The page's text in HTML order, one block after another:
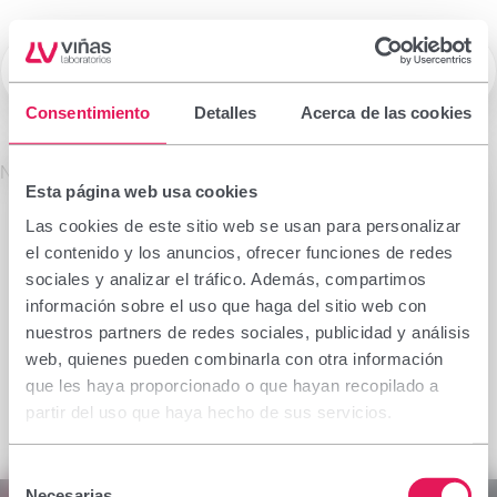
Consentimiento Detalles Acerca de las cookies
Esta página web usa cookies
Las cookies de este sitio web se usan para personalizar
el contenido y los anuncios, ofrecer funciones de redes
sociales y analizar el tráfico. Además, compartimos
información sobre el uso que haga del sitio web con
nuestros partners de redes sociales, publicidad y análisis
web, quienes pueden combinarla con otra información
que les haya proporcionado o que hayan recopilado a
partir del uso que haya hecho de sus servicios.
Laboratorios Viñas
No se encontró el producto solicitado.
Important notice
The information contained in this section is
intended only for the health professional authorised
to prescribe or dispense medicinal products for
which specialised training is required for proper
interpretation. If you do not belong to this group,
please refrain from continuing.
I declare I am a health professional with prescribing
or dispensing capacity in Spain.